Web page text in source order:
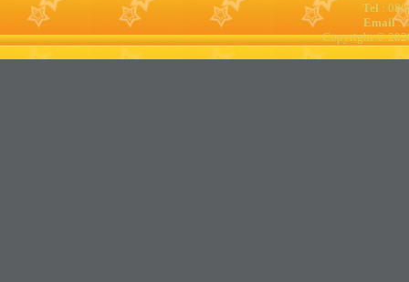
Tel :
Email:
Copyright ©